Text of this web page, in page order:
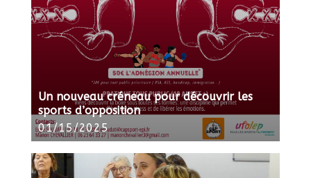
Un nouveau créneau pour découvrir les
sports d’opposition
01/15/2025